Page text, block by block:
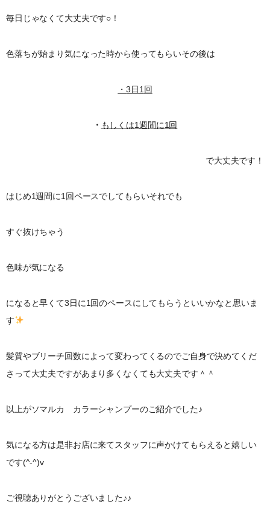
毎日じゃなくて大丈夫です○！
色落ちが始まり気になった時から使ってもらいその後は
・3日1回
・ もしくは1週間に1回
で大丈夫です！
はじめ1週間に1回ペースでしてもらいそれでも
すぐ抜けちゃう
色味が気になる
になると早くて3日に1回のペースにしてもらうといいかなと思いま
す
髪質やブリーチ回数によって変わってくるのでご自身で決めてくだ
さって大丈夫ですがあまり多くなくても大丈夫です＾＾
以上がソマルカ カラーシャンプーのご紹介でした♪
気になる方は是非お店に来てスタッフに声かけてもらえると嬉しい
です(^-^)v
ご視聴ありがとうございました♪♪